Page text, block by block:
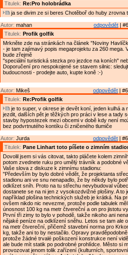
Titulek: Re:Pro holobrádka
ja se divim ze si beres Chotěboř do huby zrovna
odpovědět |
Autor: mahan
Titulek: Profik golfik
Mrkněte zde na stránkách na článek "Noviny
- je tam zajímavý popis megaprojektu za 260 mega.
bude zřejmě
"speciální turistická stezka pro jezdce na koních"
Doporučení pro nespokojené se stavem silnic:
budoucnosti - prodejte auto, kupte koně :-)
odpovědět |
Autor: Mikeš
Titulek: Re:Profik golfik
je to super, v okrese je devět koní, jeden kulhá a
jezdit, dalších pět je těžkých pro práci v lese a tady
stavby hypostezek mezi obcemi v době kdy není
bez podvrtnutého kontíku či zničeného tlumiče
odpovědět |
Autor: Jurda
Titulek: Pane Linhart toto píšete o zimním
Dovolil jsem si vás citovat, takto pláčete kolem
potom zvednete ruku pro umělý trávník a podobné
Vaše slova z diskuze k zimnímu stadionu:
"Především by bylo dobré vědět, že projektanta
stadionu ani ve snu nenapadlo, že by někdy bylo
odklízet sníh. Proto na tu střechu nevybudoval
dostanete se na ni jen z vysokozdvižné plošiny. A to
například plošina technických služeb je krátká. Na
ovšem nikdo nic nevezme, protože podle tabulek
únosnost 100 kg na metr čtvereční a on pro jistotu
První tři zimy to bylo v pohodě, takže nikoho ani
nějaké peníze na odklízení sněhu. Letos se tam ale
na metr čtvereční, přičemž stavební norma pro
kg, takže ani to by nestačilo. Opravy
protože žádné trvalé poškození konstrukce není
ale bude mít statik po podrobné prohlídce. Město si
provozovat jenom tolik zařízení (kulturních,